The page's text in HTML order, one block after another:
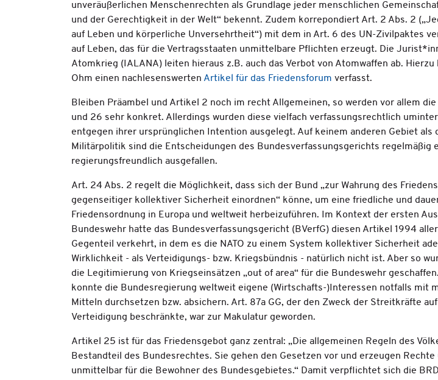
unveräußerlichen Menschenrechten als Grundlage jeder menschlichen
und der Gerechtigkeit in der Welt“ bekennt. Zudem korrepondiert Art. 2 Abs. 2
auf Leben und körperliche Unversehrtheit“) mit dem in Art. 6 des UN-Zivilpaktes
auf Leben, das für die Vertragsstaaten unmittelbare Pflichten erzeugt. Die
Atomkrieg (IALANA) leiten hieraus z.B. auch das Verbot von Atomwaffen ab.
Ohm einen nachlesenswerten Artikel für das Friedensforum verfasst.
Bleiben Präambel und Artikel 2 noch im recht Allgemeinen, so werden vor allem
und 26 sehr konkret. Allerdings wurden diese vielfach verfassungsrechtlich
entgegen ihrer ursprünglichen Intention ausgelegt. Auf keinem anderen Gebiet als
Militärpolitik sind die Entscheidungen des Bundesverfassungsgerichts regelmäßig
regierungsfreundlich ausgefallen.
Art. 24 Abs. 2 regelt die Möglichkeit, dass sich der Bund „zur Wahrung des
gegenseitiger kollektiver Sicherheit einordnen“ könne, um eine friedliche und
Friedensordnung in Europa und weltweit herbeizuführen. Im Kontext der ersten
Bundeswehr hatte das Bundesverfassungsgericht (BVerfG) diesen Artikel 1994
Gegenteil verkehrt, in dem es die NATO zu einem System kollektiver Sicherheit
Wirklichkeit - als Verteidigungs- bzw. Kriegsbündnis - natürlich nicht ist. Aber so
die Legitimierung von Kriegseinsätzen „out of area“ für die Bundeswehr
konnte die Bundesregierung weltweit eigene (Wirtschafts-)Interessen notfalls mit
Mitteln durchsetzen bzw. absichern. Art. 87a GG, der den Zweck der Streitkräfte
Verteidigung beschränkte, war zur Makulatur geworden.
Artikel 25 ist für das Friedensgebot ganz zentral: „Die allgemeinen Regeln des
Bestandteil des Bundesrechtes. Sie gehen den Gesetzen vor und erzeugen
unmittelbar für die Bewohner des Bundesgebietes.“ Damit verpflichtet sich die